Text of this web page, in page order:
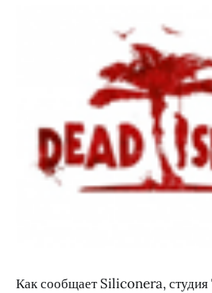
Как сообщает Siliconera,